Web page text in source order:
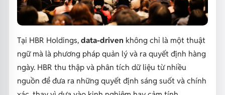
Tại HBR Holdings, data-driven không chỉ là một thuật
ngữ mà là phương pháp quản lý và ra quyết định hàng
ngày. HBR thu thập và phân tích dữ liệu từ nhiều
nguồn để đưa ra những quyết định sáng suốt và chính